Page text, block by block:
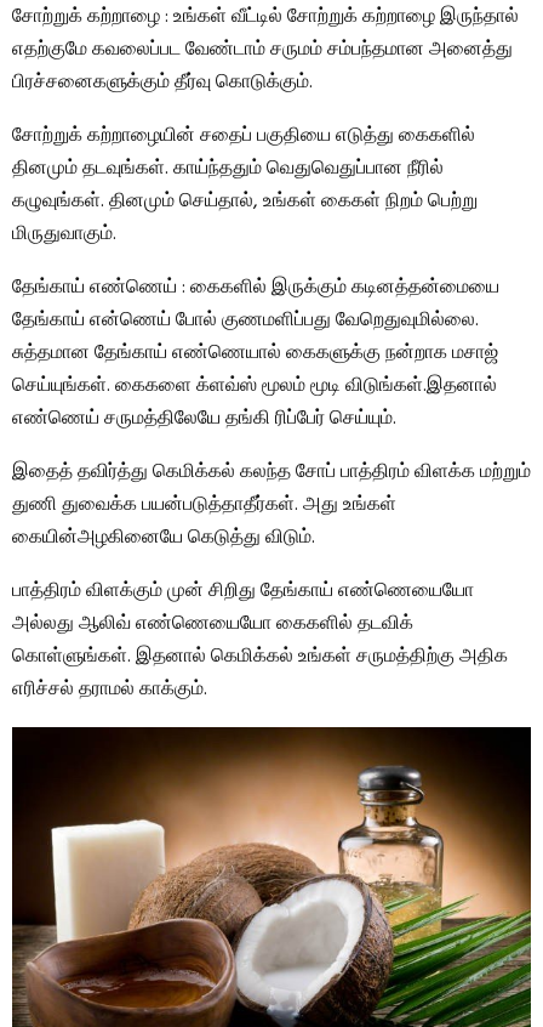
சோற்றுக் கற்றாழை : உங்கள் வீட்டில் சோற்றுக் கற்றாழை இருந்தால்
எதற்குமே கவலைப்பட வேண்டாம் சருமம் சம்பந்தமான அனைத்து
பிரச்சனைகளுக்கும் தீர்வு கொடுக்கும்.
சோற்றுக் கற்றாழையின் சதைப் பகுதியை எடுத்து கைகளில்
தினமும் தடவுங்கள். காய்ந்ததும் வெதுவெதுப்பான நீரில்
கழுவுங்கள். தினமும் செய்தால், உங்கள் கைகள் நிறம் பெற்று
மிருதுவாகும்.
தேங்காய் எண்ணெய் : கைகளில் இருக்கும் கடினத்தன்மையை
தேங்காய் என்ணெய் போல் குணமளிப்பது வேறெதுவுமில்லை.
சுத்தமான தேங்காய் எண்ணெயால் கைகளுக்கு நன்றாக மசாஜ்
செய்யுங்கள். கைகளை க்ளவ்ஸ் மூலம் மூடி விடுங்கள்.இதனால்
எண்ணெய் சருமத்திலேயே தங்கி ரிப்பேர் செய்யும்.
இதைத் தவிர்த்து கெமிக்கல் கலந்த சோப் பாத்திரம் விளக்க மற்றும்
துணி துவைக்க பயன்படுத்தாதீர்கள். அது உங்கள்
கையின்அழகினையே கெடுத்து விடும்.
பாத்திரம் விளக்கும் முன் சிறிது தேங்காய் எண்ணெயையோ
அல்லது ஆலிவ் எண்ணெயையோ கைகளில் தடவிக்
கொள்ளுங்கள். இதனால் கெமிக்கல் உங்கள் சருமத்திற்கு அதிக
எரிச்சல் தராமல் காக்கும்.